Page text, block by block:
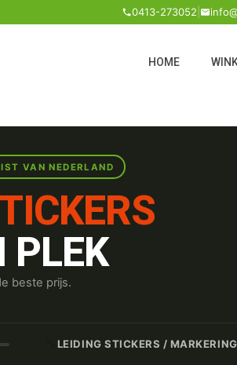
0413-273052
HOME
VAN NEDERLAND
PLEK
beste prijs.
LEIDING STICKERS /